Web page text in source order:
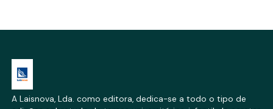
A Laisnova, Lda. como editora, dedica-se a todo o tipo de